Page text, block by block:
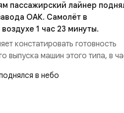
пассажирский лайнер
ОАК. Самолёт в
1 час 23 минуты.
констатировать готовность
выпуска машин этого типа, в
уже может приступить к
России. Параллельно идет
момент МС-2...